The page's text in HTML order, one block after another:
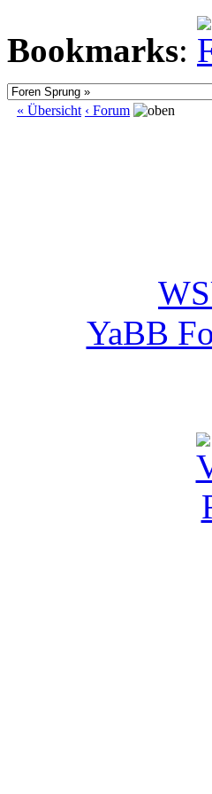
Bookmarks:
« Übersicht ‹ Forum
YaBB